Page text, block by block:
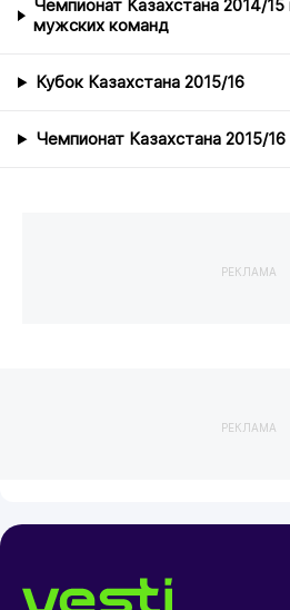
Чемпионат Казахстана 2014/
мужских команд
Кубок Казахстана 2015/16
Чемпионат Казахстана 2015/16
РЕКЛАМА
РЕКЛАМА